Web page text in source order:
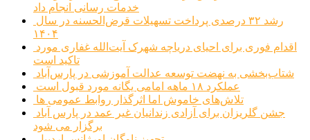
خدمات رسانی انجام داد
۱۴۰۴
تاکید است
شتاب‌بخشی به نهضت توسعه عدالت آموزشی در پارس‌آباد
عملکرد ۱۸ ماهه امامی یگانه مورد قبول است
تلاش‌های خاموش اما اثرگذار روابط عمومی ها
برگزار می شود